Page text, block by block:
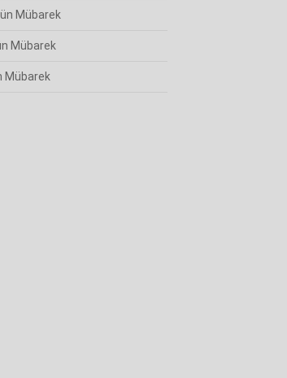
Mübarek
Mübarek
Mübarek